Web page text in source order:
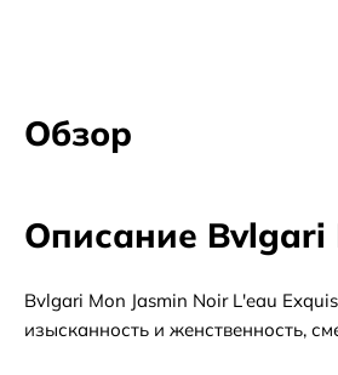
Обзор
Описание Bvlgari
Bvlgari Mon Jasmin Noir L'eau
изысканность и женственность,